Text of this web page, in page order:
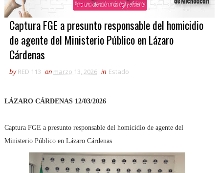
Captura FGE a presunto responsable del homicidio
de agente del Ministerio Público en Lázaro
Cárdenas
by RED 113 on marzo 13, 2026 in Estado
LÁZARO CÁRDENAS 12/03/2026
Captura FGE a presunto responsable del homicidio de agente del
Ministerio Público en Lázaro Cárdenas